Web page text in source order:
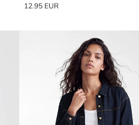
12.95 EUR